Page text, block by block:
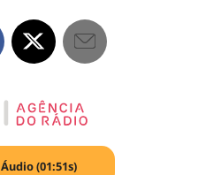
Áudio (01:51s)